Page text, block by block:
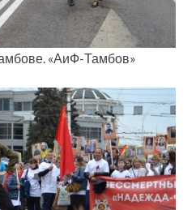
«АиФ-Тамбов»